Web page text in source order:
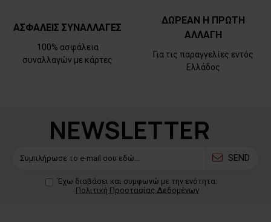
ΑΣΦΑΛΕΙΣ ΣΥΝΑΛΛΑΓΕΣ
100% ασφάλεια
συναλλαγών με κάρτες
ΔΩΡΕΑΝ Η ΠΡΩΤΗ
ΑΛΛΑΓΗ
Για τις παραγγελίες εντός
Ελλάδος
NEWSLETTER
SEND
Έχω διαβάσει και συμφωνώ με την ενότητα:
Πολιτική Προστασίας Δεδομένων